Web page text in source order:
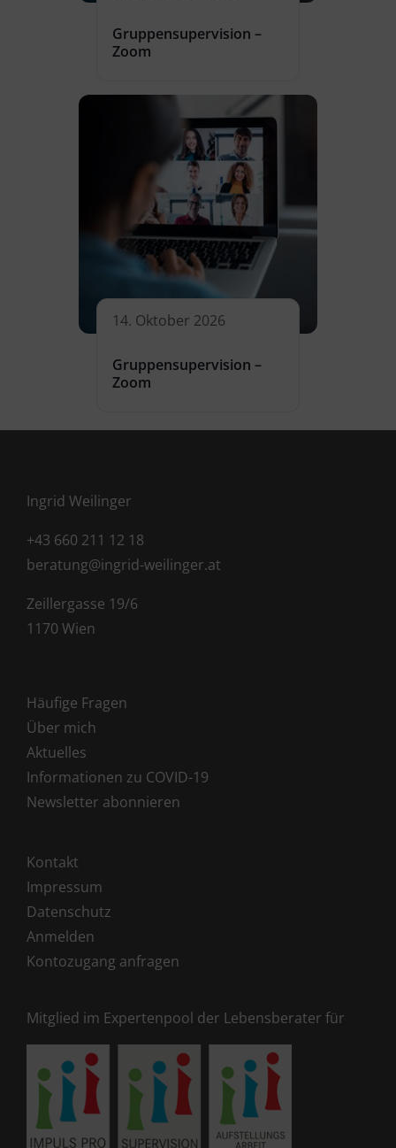
Gruppensupervision –
Zoom
14. Oktober 2026
Gruppensupervision –
Zoom
Ingrid Weilinger
+43 660 211 12 18
beratung@ingrid-weilinger.at
Zeillergasse 19/6
1170 Wien
Häufige Fragen
Über mich
Aktuelles
Informationen zu COVID-19
Newsletter abonnieren
Kontakt
Impressum
Datenschutz
Anmelden
Kontozugang anfragen
Mitglied im Expertenpool der Lebensberater für